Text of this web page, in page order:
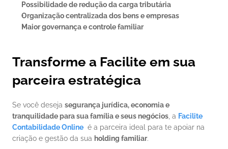
Possibilidade de redução da carga tributária
Organização centralizada dos bens e empresas
Maior governança e controle familiar
Transforme a Facilite em sua
parceira estratégica
Se você deseja segurança jurídica, economia e
tranquilidade para sua família e seus negócios, a Facilite
Contabilidade Online
  é a parceira ideal para te apoiar na
criação e gestão da sua holding familiar.